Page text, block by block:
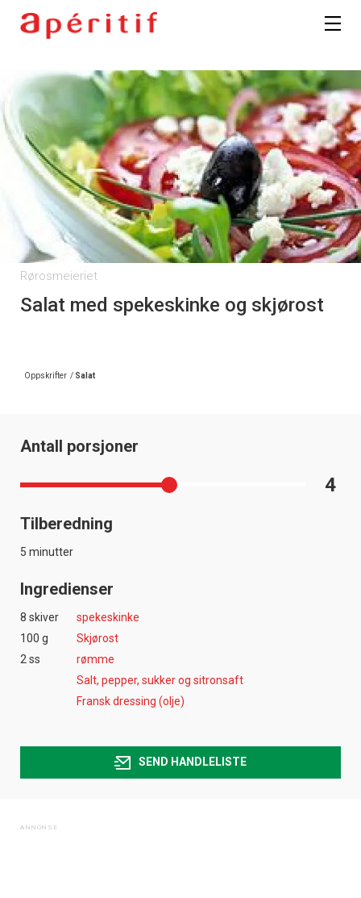
Rørosmeieriet
Salat med spekeskinke og skjørost
Oppskrifter / Salat
Antall porsjoner
4
Tilberedning
5 minutter
Ingredienser
8 skiver
spekeskinke
100 g
Skjørost
2 ss
rømme
Salt, pepper, sukker og sitronsaft
Fransk dressing (olje)
SEND HANDLELISTE